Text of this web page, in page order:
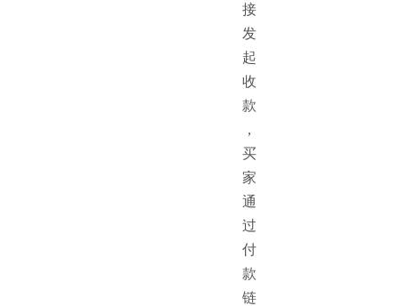
接
发
起
收
款
，
买
家
通
过
付
款
链